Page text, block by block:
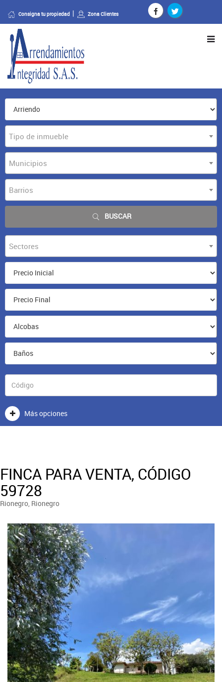
Consigna tu propiedad Zona Clientes
Tipo de inmueble
Municipios
Barrios
BUSCAR
Sectores
Más opciones
FINCA PARA VENTA, CÓDIGO
59728
Rionegro, Rionegro